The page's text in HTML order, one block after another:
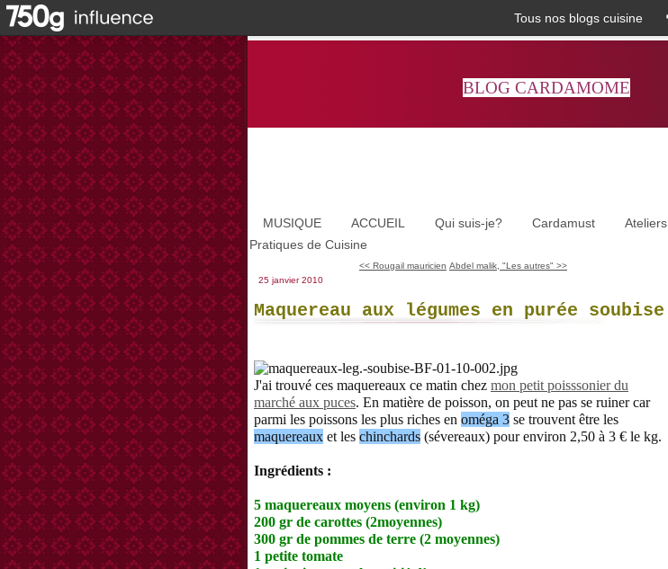
Tous nos blogs cuisine
BLOG CARDAMOME
MUSIQUE ACCUEIL Qui suis-je? Cardamust
Ateliers
Pratiques de Cuisine
<< Rougail mauricien Abdel malik, "Les autres" >>
25 janvier 2010
Maquereau aux légumes en purée soubise
J'ai trouvé ces maquereaux ce matin chez mon petit poisssonier du
marché aux puces. En matière de poisson, on peut ne pas se ruiner car
parmi les poissons les plus riches en oméga 3 se trouvent être les
maquereaux et les chinchards (sévereaux) pour environ 2,50 à 3 € le kg.
Ingrédients :
5 maquereaux moyens (environ 1 kg)
200 gr de carottes (2moyennes)
300 gr de pommes de terre (2 moyennes)
1 petite tomate